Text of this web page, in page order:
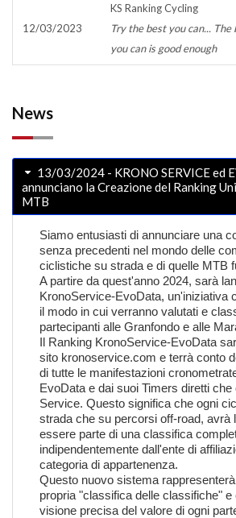
12/03/2023
KS Ranking Cycling
Try the best you can... The
you can is good enough
News
13/03/2024 - KRONO SERVICE ed
annunciano la Creazione del Ranking
MTB
Siamo entusiasti di annunciare una
senza precedenti nel mondo delle
ciclistiche su strada e di quelle MTB
A partire da quest'anno 2024, sarà
KronoService-EvoData, un'iniziativa
il modo in cui verranno valutati e
partecipanti alle Granfondo e alle
Il Ranking KronoService-EvoData
sito kronoservice.com e terrà conto
di tutte le manifestazioni
EvoData e dai suoi Timers diretti che
Service. Questo significa che ogni
strada che su percorsi off-road, avrà
essere parte di una classifica
indipendentemente dall'ente di
categoria di appartenenza.
Questo nuovo sistema
propria "classifica delle classifiche" e
visione precisa del valore di ogni